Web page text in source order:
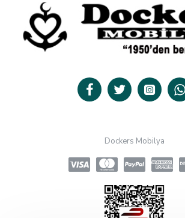
Dockers Mobilya